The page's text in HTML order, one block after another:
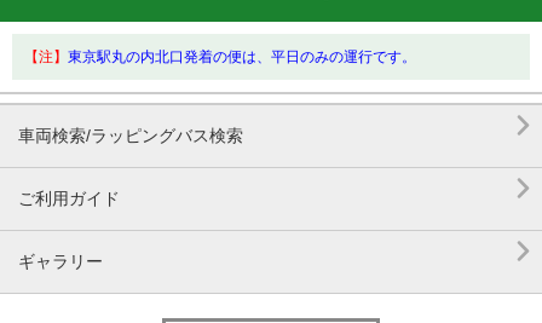
【注】 東京駅丸の内北口発着の便は、平日のみの運行です。
車両検索/ラッピングバス検索 
ご利用ガイド 
ギャラリー 